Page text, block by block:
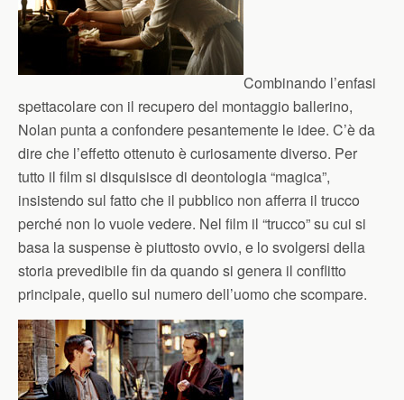
Combinando l’enfasi
spettacolare con il recupero del montaggio ballerino,
Nolan punta a confondere pesantemente le idee. C’è da
dire che l’effetto ottenuto è curiosamente diverso. Per
tutto il film si disquisisce di deontologia “magica”,
insistendo sul fatto che il pubblico non afferra il trucco
perché non lo vuole vedere. Nel film il “trucco” su cui si
basa la suspense è piuttosto ovvio, e lo svolgersi della
storia prevedibile fin da quando si genera il conflitto
principale, quello sul numero dell’uomo che scompare.